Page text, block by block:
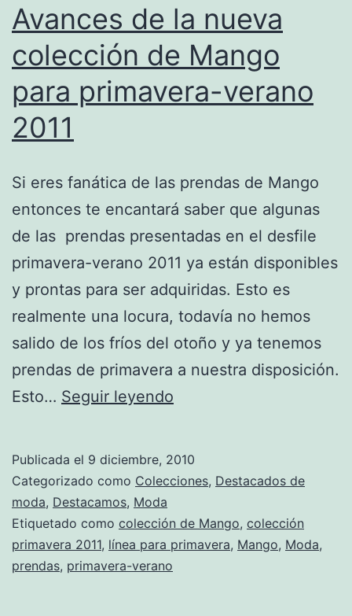
Avances de la nueva
colección de Mango
para primavera-verano
2011
Si eres fanática de las prendas de Mango
entonces te encantará saber que algunas
de las prendas presentadas en el desfile
primavera-verano 2011 ya están disponibles
y prontas para ser adquiridas. Esto es
realmente una locura, todavía no hemos
salido de los fríos del otoño y ya tenemos
prendas de primavera a nuestra disposición.
Esto… Seguir leyendo
nueva
de
Mango
Publicada el 9 diciembre, 2010
Categorizado como Colecciones, Destacados de
moda, Destacamos, Moda
Etiquetado como colección de Mango, colección
primavera 2011, línea para primavera, Mango, Moda,
prendas, primavera-verano